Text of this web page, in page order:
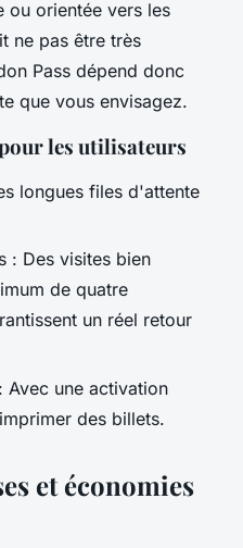
ou orientée vers les
ne pas être très
Pass dépend donc
que vous envisagez.
les utilisateurs
longues files d'attente
: Des visites bien
de quatre
un réel retour
Avec une activation
des billets.
et économies